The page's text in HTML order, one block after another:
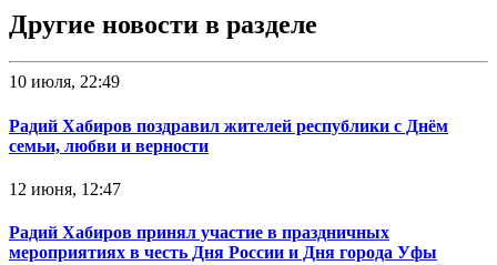
Другие новости в разделе
10 июля, 22:49
Радий Хабиров поздравил жителей республики с Днём
семьи, любви и верности
12 июня, 12:47
Радий Хабиров принял участие в праздничных
мероприятиях в честь Дня России и Дня города Уфы